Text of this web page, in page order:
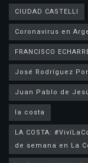
CIUDAD CASTELLI
Coronavirus en
FRANCISCO
José Rodríguez
la costa
LA COSTA:
de semana en La